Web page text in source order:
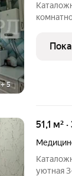
+5
Каталожный номер
51,1
Каталожный номер F081187
уютная